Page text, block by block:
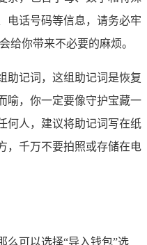
电话号码等信息，请务必牢
给你带来不必要的麻烦。
助记词，这组助记词是恢复
喻，你一定要像守护宝藏一
何人，建议将助记词写在纸
，千万不要拍照或存储在电
么可以选择“导入钱包”选